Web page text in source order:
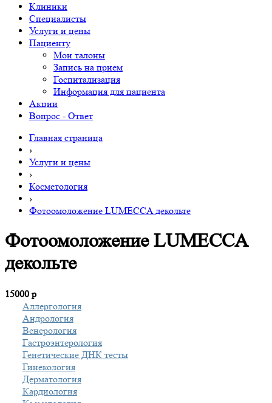
Клиники
Специалисты
Услуги и цены
Пациенту
Мои талоны
Запись на прием
Госпитализация
Информация для пациента
Акции
Вопрос - Ответ
Главная страница
›
Услуги и цены
›
Косметология
›
Фотоомоложение LUMECCA декольте
Фотоомоложение LUMECCA
декольте
15000 р
Аллергология
Андрология
Венерология
Гастроэнтерология
Генетические ДНК тесты
Гинекология
Дерматология
Кардиология